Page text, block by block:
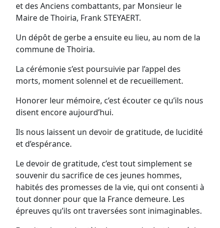
et des Anciens combattants, par Monsieur le
Maire de Thoiria, Frank STEYAERT.
Un dépôt de gerbe a ensuite eu lieu, au nom de la
commune de Thoiria.
La cérémonie s’est poursuivie par l’appel des
morts, moment solennel et de recueillement.
Honorer leur mémoire, c’est écouter ce qu’ils nous
disent encore aujourd’hui.
Ils nous laissent un devoir de gratitude, de lucidité
et d’espérance.
Le devoir de gratitude, c’est tout simplement se
souvenir du sacrifice de ces jeunes hommes,
habités des promesses de la vie, qui ont consenti à
tout donner pour que la France demeure. Les
épreuves qu’ils ont traversées sont inimaginables.